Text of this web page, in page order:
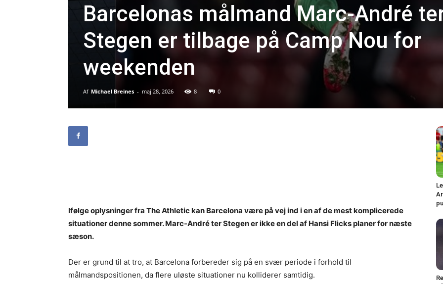
Barcelonas målmand Marc-André
Stegen er tilbage på Camp Nou for
weekenden
Af Michael Breines - maj 28, 2026 8 0
Ifølge oplysninger fra The Athletic kan Barcelona være på vej ind i en af de mest komplicerede
situationer denne sommer. Marc-André ter Stegen er ikke en del af Hansi Flicks planer for næste
sæson.
Der er grund til at tro, at Barcelona forbereder sig på en svær periode i forhold til
målmandspositionen, da flere uløste situationer nu kolliderer samtidig.